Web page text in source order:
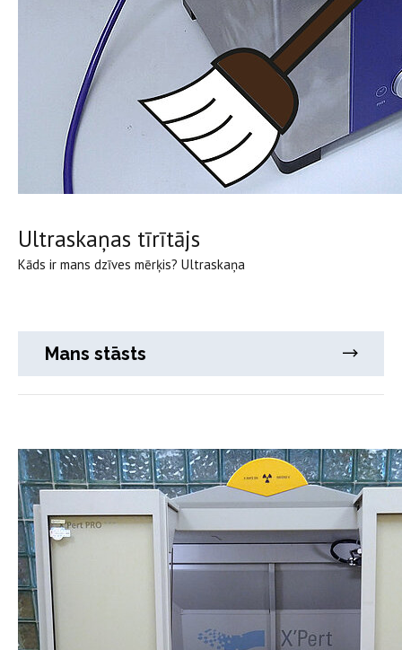
Ultraskaņas tīrītājs
Kāds ir mans dzīves mērķis? Ultraskaņa
Mans stāsts